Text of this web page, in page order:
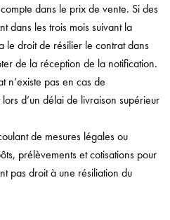
dans le prix de vente. Si des
dans les trois mois suivant la
le droit de résilier le contrat dans
de la réception de la notification.
n’existe pas en cas de
d’un délai de livraison supérieur
de mesures légales ou
prélèvements et cotisations pour
pas droit à une résiliation du